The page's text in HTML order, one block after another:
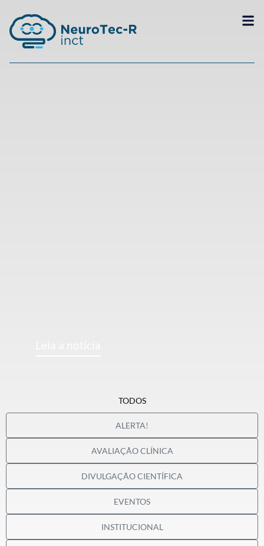
ALERTA!
AVALIAÇÃO CLÍNICA
DIVULGAÇÃO CIENTÍFICA
EVENTOS
INSTITUCIONAL
TODOS